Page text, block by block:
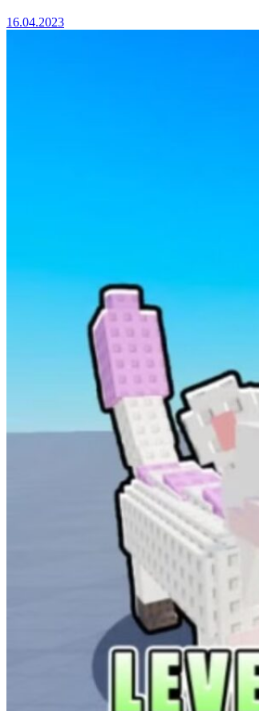
16.04.2023